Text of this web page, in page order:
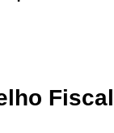
Fiscal